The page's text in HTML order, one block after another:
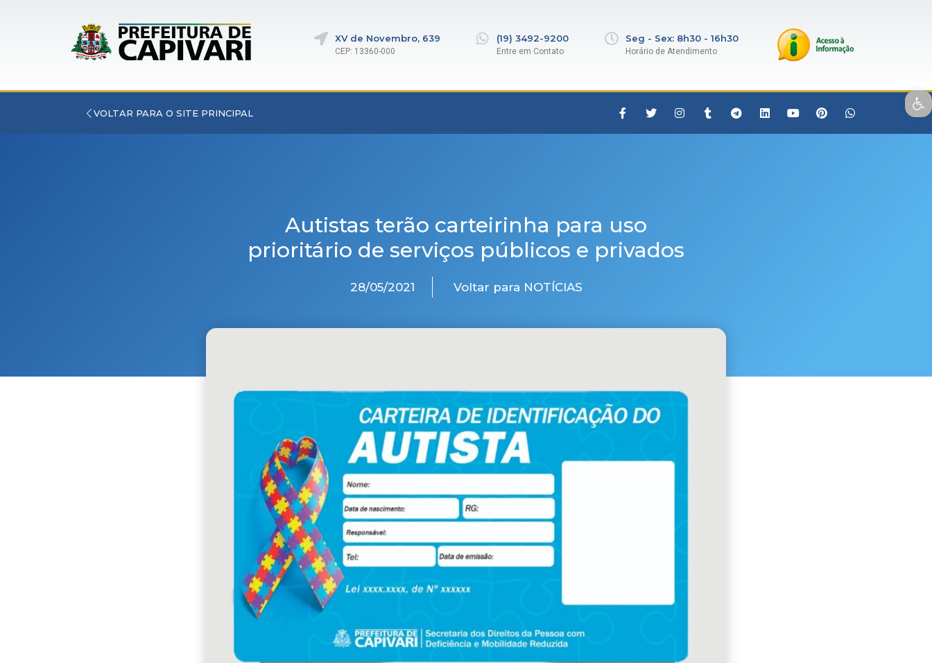
Open toolbar
XV de Novembro, 639
CEP: 13360-000
(19) 3492-9200
Entre em Contato
Seg - Sex: 8h30 - 16h30
Horário de Atendimento
VOLTAR PARA O SITE PRINCIPAL
Autistas terão carteirinha para uso
prioritário de serviços públicos e privados
28/05/2021 Voltar para NOTÍCIAS